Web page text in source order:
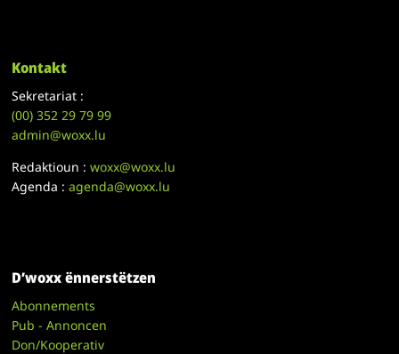
Kontakt
Sekretariat :
(00)352 29 79 99
admin@woxx.lu
Redaktioun :woxx@woxx.lu
Agenda :agenda@woxx.lu
D’woxx ënnerstëtzen
Abonnements
Pub - Annoncen
Don/Kooperativ